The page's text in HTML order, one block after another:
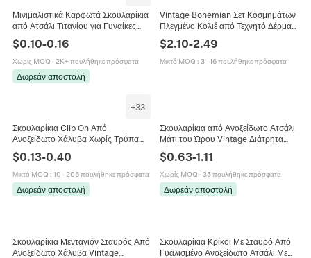
Μινιμαλιστικά Καρφωτά Σκουλαρίκια
από Ατσάλι Τιτανίου για Γυναίκες
Άνδρες Ασημί Καρδιά Πεταλούδα
Σταυρός Γεωμετρικά Κοσμήματα
Δώρο
$0.10-0.16
Χωρίς MOQ · 2K+ πουλήθηκε πρόσφατα
Δωρεάν αποστολή
Vintage Bohemian Σετ Κοσμημάτων
Πλεγμένο Κολιέ από Τεχνητό Δέρμα
Σκουλαρίκια Τυρκουάζ Western
Ταύρος Φτερό Καρδιά Σταυρός
$2.10-2.49
Μικτό MOQ : 3· 16 πουλήθηκε πρόσφατα
+33
Σκουλαρίκια Clip On Από
Ανοξείδωτο Χάλυβα Χωρίς Τρύπα
Ear Cuffs Σταυρός Στρώσεις Φύλλο
Μενταγιόν Μίνιμαλ Κοσμήματα
$0.13-0.40
Μικτό MOQ : 10 · 206 πουλήθηκε πρόσφατα
Δωρεάν αποστολή
Σκουλαρίκια από Ανοξείδωτο Ατσάλι
Μάτι του Ώρου Vintage Διάτρητα
Αιγυπτιακός Σταυρός Ανχ
Γεωμετρικά για Γυναίκες
$0.63-1.11
Χωρίς MOQ · 35 πουλήθηκε πρόσφατα
Δωρεάν αποστολή
Σκουλαρίκια Μενταγιόν Σταυρός Από
Ανοξείδωτο Χάλυβα Vintage
Σκουλαρίκια Κρίκοι Με Σταυρό Από
Γυαλισμένο Ανοξείδωτο Ατσάλι Με